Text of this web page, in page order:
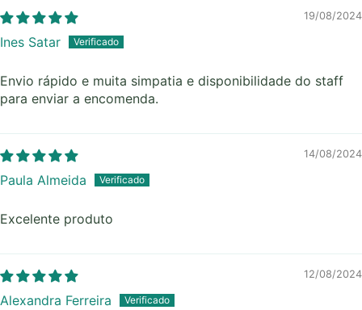
19/08/2024
Ines Satar
Envio rápido e muita simpatia e disponibilidade do staff
para enviar a encomenda.
14/08/2024
Paula Almeida
Excelente produto
12/08/2024
Alexandra Ferreira